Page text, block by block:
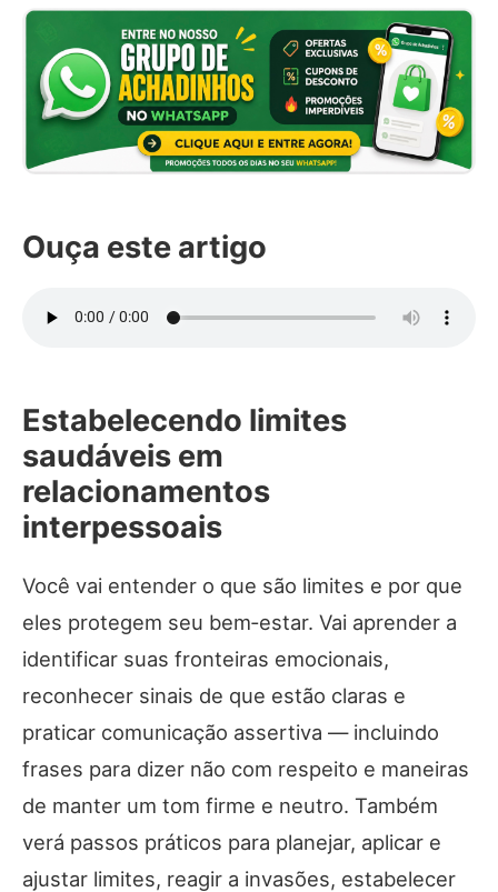
Ouça este artigo
Estabelecendo limites
saudáveis em
relacionamentos
interpessoais
Você vai entender o que são limites e por que
eles protegem seu bem‑estar. Vai aprender a
identificar suas fronteiras emocionais,
reconhecer sinais de que estão claras e
praticar comunicação assertiva — incluindo
frases para dizer não com respeito e maneiras
de manter um tom firme e neutro. Também
verá passos práticos para planejar, aplicar e
ajustar limites, reagir a invasões, estabelecer